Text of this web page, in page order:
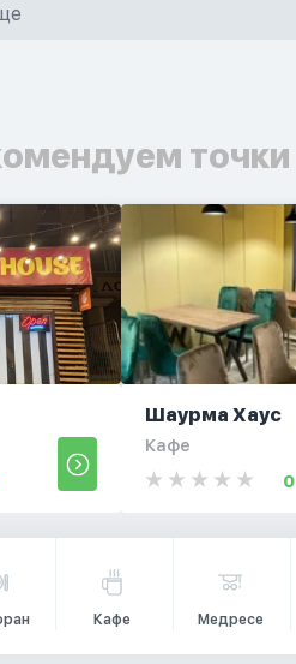
точки
Шаурма Хаус
Кафе
0
Кафе Медресе